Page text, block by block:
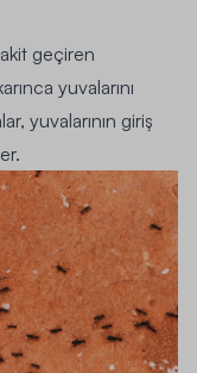
geçiren
yuvalarını
yuvalarının giriş